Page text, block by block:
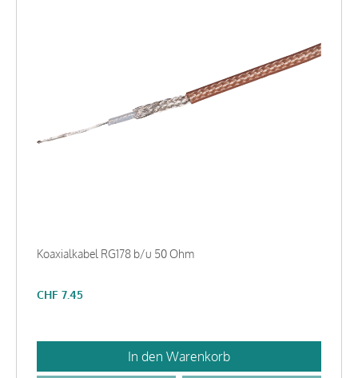
Koaxialkabel RG178 b/u 50 Ohm
CHF 7.45
In den Warenkorb